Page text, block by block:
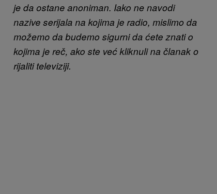
je da ostane anoniman. Iako ne navodi
nazive serijala na kojima je radio, mislimo da
možemo da budemo sigurni da ćete znati o
kojima je reč, ako ste već kliknuli na članak o
rijaliti televiziji.